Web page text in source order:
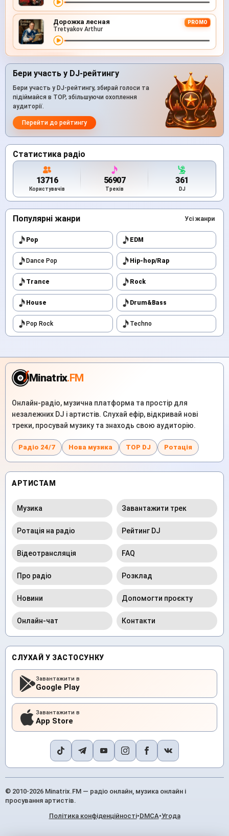
Дорожка лесная PROMO
Tretyakov Arthur
Бери участь у DJ-рейтингу
Бери участь у DJ-рейтингу, збирай голоси та
підіймайся в TOP, збільшуючи охоплення
аудиторії.
Перейти до рейтингу
Статистика радіо
13716
Користувачів
56907
Треків
361
DJ
Популярні жанри Усі жанри
Pop EDM
Dance Pop Hip-hop/Rap
Trance Rock
House Drum&Bass
Pop Rock Techno
Minatrix.FM
Онлайн-радіо, музична платформа та простір для
незалежних DJ і артистів. Слухай ефір, відкривай нові
треки, просувай музику та знаходь свою аудиторію.
Радіо 24/7 Нова музика TOP DJ Ротація
АРТИСТАМ
Музика Завантажити трек
Ротація на радіо Рейтинг DJ
Відеотрансляція FAQ
Про радіо Розклад
Новини Допомогти проєкту
Онлайн-чат Контакти
СЛУХАЙ У ЗАСТОСУНКУ
Завантажити в
Google Play
Завантажити в
App Store
© 2010-2026 Minatrix.FM — радіо онлайн, музика онлайн і
просування артистів.
Політика конфіденційності•DMCA•Угода